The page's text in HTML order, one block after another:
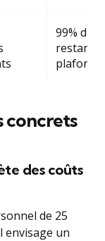
99% du
restant
concrets
des coûts
de 25
envisage un